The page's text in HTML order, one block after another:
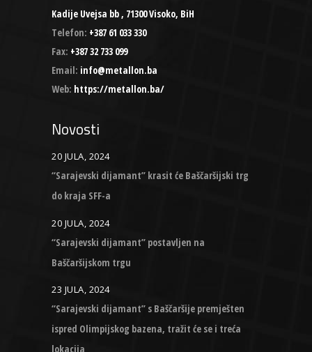
Kadije Uvejsa bb , 71300 Visoko, BiH
Telefon: +387 61 033 330
Fax: +387 32 733 099
Email: info@metallon.ba
Web: https://metallon.ba/
Novosti
20 JULA, 2024
“Sarajevski dijamant” krasit će Baščaršijski trg
do kraja SFF-a
20 JULA, 2024
“Sarajevski dijamant” postavljen na
Baščaršijskom trgu
23 JULA, 2024
“Sarajevski dijamant” s Baščaršije premješten
ispred Olimpijskog bazena, tražit će se i treća
lokacija